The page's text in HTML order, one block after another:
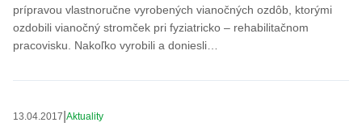
prípravou vlastnoručne vyrobených vianočných ozdôb, ktorými
ozdobili vianočný stromček pri fyziatricko – rehabilitačnom
pracovisku. Nakoľko vyrobili a doniesli…
13.04.2017 Aktuality